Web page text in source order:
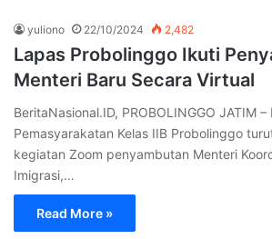
yuliono 22/10/2024 2,482
Lapas Probolinggo Ikuti
Menteri Baru Secara Virtual
BeritaNasional.ID, PROBOLINGGO JATIM
Pemasyarakatan Kelas IIB Probolinggo
kegiatan Zoom penyambutan Menteri
Imigrasi,…
Read More »